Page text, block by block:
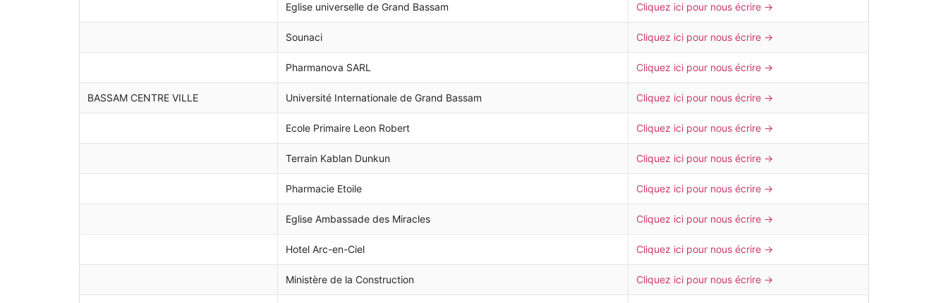
Eglise universelle de Grand Bassam Cliquez ici pour nous écrire →
Sounaci Cliquez ici pour nous écrire →
Pharmanova SARL Cliquez ici pour nous écrire →
BASSAM CENTRE VILLE Université Internationale de Grand Bassam Cliquez ici pour nous écrire →
Ecole Primaire Leon Robert Cliquez ici pour nous écrire →
Terrain Kablan Dunkun Cliquez ici pour nous écrire →
Pharmacie Etoile Cliquez ici pour nous écrire →
Eglise Ambassade des Miracles Cliquez ici pour nous écrire →
Hotel Arc-en-Ciel Cliquez ici pour nous écrire →
Ministère de la Construction Cliquez ici pour nous écrire →